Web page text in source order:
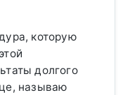
которую
долгого
называю